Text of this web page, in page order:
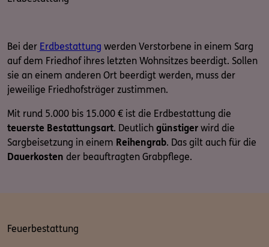
Bei der Erdbestattung werden Verstorbene in einem Sarg
auf dem Friedhof ihres letzten Wohnsitzes beerdigt. Sollen
sie an einem anderen Ort beerdigt werden, muss der
jeweilige Friedhofsträger zustimmen.
Mit rund 5.000 bis 15.000 € ist die Erdbestattung die
teuerste Bestattungsart. Deutlich günstiger wird die
Sargbeisetzung in einem Reihengrab. Das gilt auch für die
Dauerkosten der beauftragten Grabpflege.
Feuerbestattung